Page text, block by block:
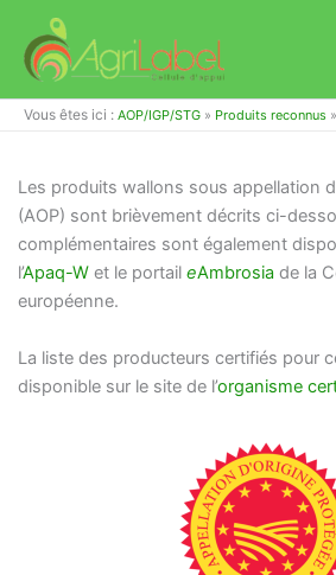
contenu
Vous êtes ici : AOP/IGP/STG » Produits reconnus »
Les produits wallons sous appellation
(AOP) sont brièvement décrits ci-
complémentaires sont également
l’Apaq-W et le portail eAmbrosia de la
européenne.
La liste des producteurs certifiés pour
disponible sur le site de l’organisme